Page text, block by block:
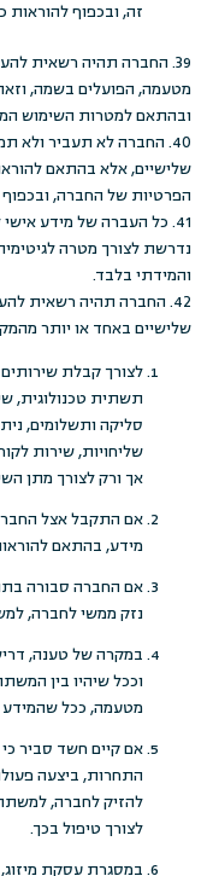
זה, ובכפוף להוראות
39. החברה תהיה רשאית
מטעמה, הפועלים בשמה,
ובהתאם למטרות השימוש
40. החברה לא תעביר
שלישיים, אלא בהתאם
הפרטיות של החברה, ובכפוף
41. כל העברה של מידע
נדרשת לצורך מטרה
והמידתי בלבד.
42. החברה תהיה רשאית
שלישיים באחד או יותר
לצורך קבלת
תשתית טכנולוגית,
סליקה ותשלומים,
שליחויות, שירות
אך ורק לצורך מתן
אם התקבל אצל
מידע, בהתאם
אם החברה סבורה
נזק ממשי לחברה,
במקרה של טענה,
וככל שיהיו בין
מטעמה, ככל שהמידע
אם קיים חשד סביר
התחרות, ביצעה
להזיק לחברה,
לצורך טיפול בכך.
במסגרת עסקת